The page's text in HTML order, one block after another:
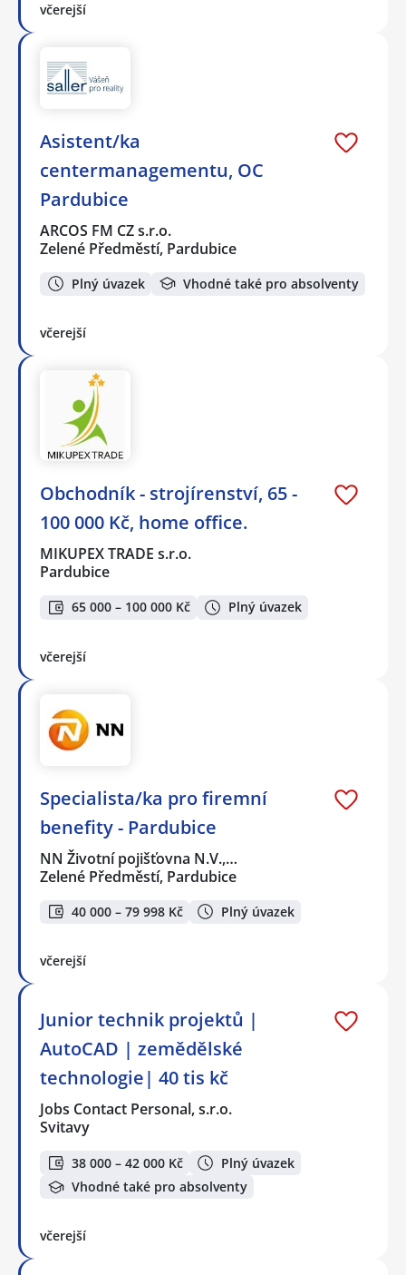
včerejší
Asistent/ka
centermanagementu, OC
Pardubice
ARCOS FM CZ s.r.o.
Zelené Předměstí, Pardubice
Plný úvazek Vhodné také pro absolventy
včerejší
Obchodník - strojírenství, 65 -
100 000 Kč, home office.
MIKUPEX TRADE s.r.o.
Pardubice
65 000 – 100 000 Kč Plný úvazek
včerejší
Specialista/ka pro firemní
benefity - Pardubice
NN Životní pojišťovna N.V.,…
Zelené Předměstí, Pardubice
40 000 – 79 998 Kč Plný úvazek
včerejší
Junior technik projektů |
AutoCAD | zemědělské
technologie| 40 tis kč
Jobs Contact Personal, s.r.o.
Svitavy
38 000 – 42 000 Kč
Plný úvazek
Vhodné také pro absolventy
včerejší